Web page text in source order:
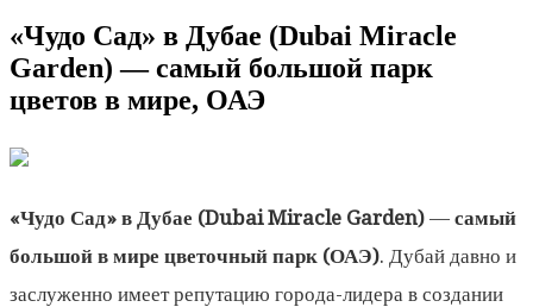
«Чудо Сад» в Дубае (Dubai Miracle
Garden) — самый большой парк
цветов в мире, ОАЭ
«Чудо Сад» в Дубае (Dubai Miracle Garden) — самый
большой в мире цветочный парк (ОАЭ). Дубай давно и
заслуженно имеет репутацию города-лидера в создании